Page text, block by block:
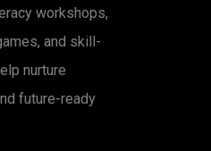
workshops,
and skill-
nurture
future-ready